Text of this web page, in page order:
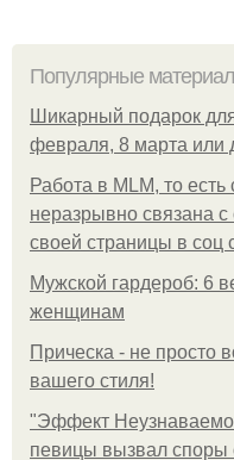
Популярные
Шикарный подарок
февраля, 8 марта или
Работа в MLM, то
неразрывно связана с
своей страницы в соц
Мужской гардероб: 6
женщинам
Прическа - не просто
вашего стиля!
"Эффект
певицы вызвал споры